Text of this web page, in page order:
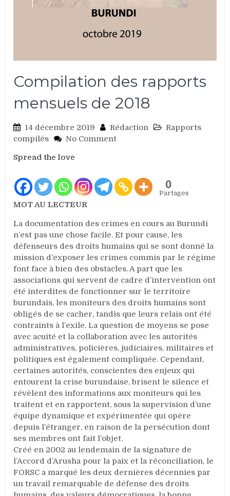
Compilation des rapports
mensuels de 2018
14 décembre 2019 Rédaction
Rapports
compilés
No Commenton
mensuels
de
Spread the love
0
Partages
MOT AU LECTEUR
La documentation des crimes en cours au Burundi
n’est pas une chose facile. Et pour cause, les
défenseurs des droits humains qui se sont donné la
mission d’exposer les crimes commis par le régime
font face à bien des obstacles. A part que les
associations qui servent de cadre d’intervention ont
été interdites de fonctionner sur le territoire
burundais, les moniteurs des droits humains sont
obligés de se cacher, tandis que leurs relais ont été
contraints à l’exile. La question de moyens se pose
avec acuité et la collaboration avec les autorités
administratives, policières, judiciaires, militaires et
politiques est également compliquée. Cependant,
certaines autorités, conscientes des enjeux qui
entourent la crise burundaise, brisent le silence et
révèlent des informations aux moniteurs qui les
traitent et en rapportent, sous la supervision d’une
équipe dynamique et expérimentée qui opère
depuis l’étranger, en raison de la persécution dont
ses membres ont fait l’objet.
Créé en 2002 au lendemain de la signature de
l’Accord d’Arusha pour la paix et la réconciliation, le
FORSC a marqué les deux dernières décennies par
un travail remarquable de défense des droits